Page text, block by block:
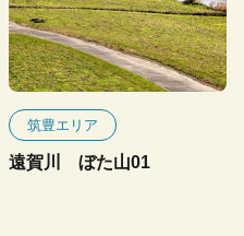
筑豊エリア
遠賀川 ぼた山01